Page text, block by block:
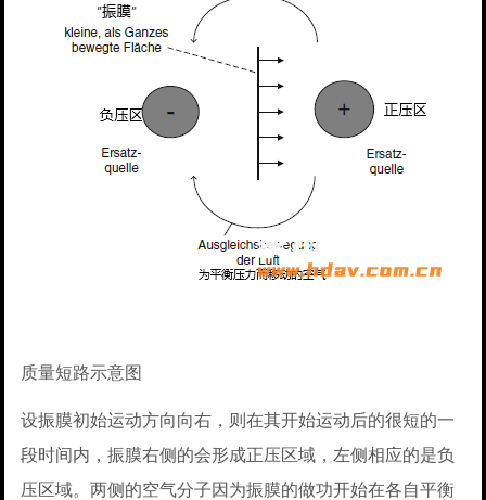
质量短路示意图
设振膜初始运动方向向右，则在其开始运动后的很短的一
段时间内，振膜右侧的会形成正压区域，左侧相应的是负
压区域。两侧的空气分子因为振膜的做功开始在各自平衡